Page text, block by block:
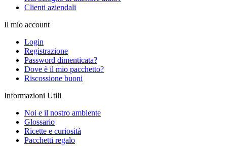
Clienti aziendali
Il mio account
Login
Registrazione
Password dimenticata?
Dove è il mio pacchetto?
Riscossione buoni
Informazioni Utili
Noi e il nostro ambiente
Glossario
Ricette e curiosità
Pacchetti regalo